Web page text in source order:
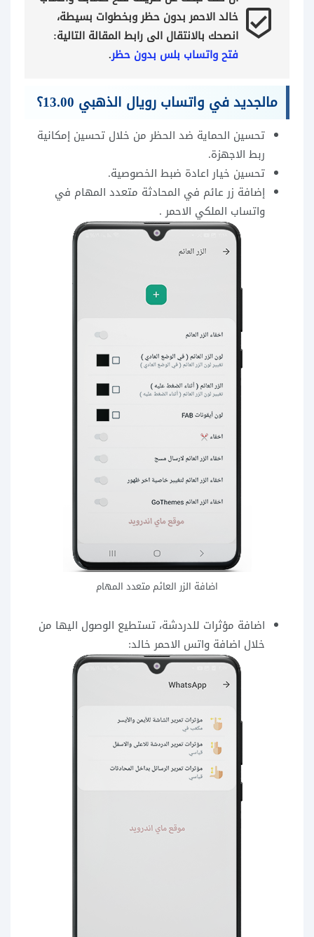
beenhere انصحك بالانتقال الى رابط المقالة التالية:
فتح واتساب بلس بدون حظر.
مالجديد في واتساب رويال الذهبي 13.00؟
تحسين الحماية ضد الحظر من خلال تحسين إمكانية
ربط الاجهزة.
تحسين خيار اعادة ضبط الخصوصية.
إضافة زر عائم في المحادثة متعدد المهام في
واتساب الملكي الاحمر .
اضافة الزر العائم متعدد المهام
اضافة مؤثرات للدردشة، تستطيع الوصول اليها من
خلال اضافة واتس الاحمر خالد: